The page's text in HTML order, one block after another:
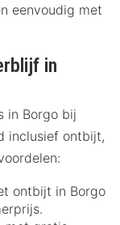
eenvoudig met
in
in Borgo bij
inclusief ontbijt,
ontbijt in Borgo